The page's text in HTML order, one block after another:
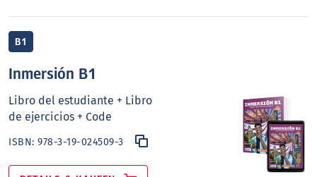
B1
Inmersión B1
Libro del estudiante + Libro
de ejercicios + Code
ISBN:978-3-19-024509-3